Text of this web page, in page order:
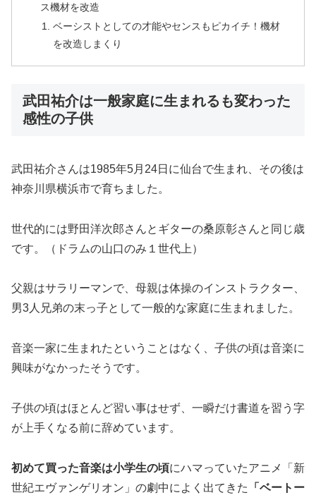
ス機材を改造
ベーシストとしての才能やセンスもピカイチ！機材
を改造しまくり
武田祐介は一般家庭に生まれるも変わった
感性の子供
武田祐介さんは1985年5月24日に仙台で生まれ、その後は
神奈川県横浜市で育ちました。
世代的には野田洋次郎さんとギターの桑原彰さんと同じ歳
です。（ドラムの山口のみ１世代上）
父親はサラリーマンで、母親は体操のインストラクター、
男3人兄弟の末っ子として一般的な家庭に生まれました。
音楽一家に生まれたということはなく、子供の頃は音楽に
興味がなかったそうです。
子供の頃はほとんど習い事はせず、一瞬だけ書道を習う字
が上手くなる前に辞めています。
初めて買った音楽は小学生の頃にハマっていたアニメ「新
世紀エヴァンゲリオン」の劇中によく出てきた
「ベートー